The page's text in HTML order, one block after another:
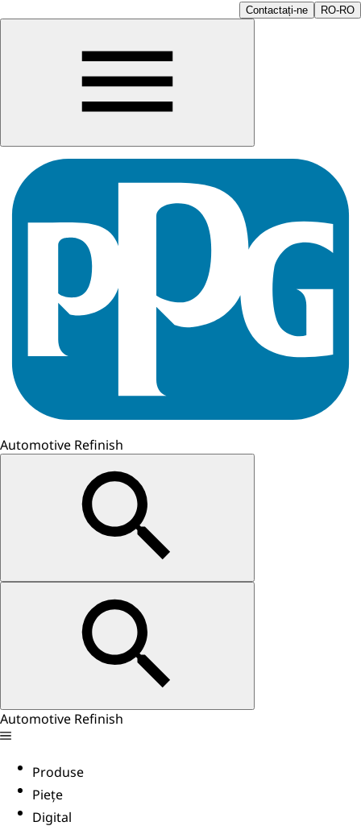
Contactați-ne RO-RO
Automotive Refinish
Automotive Refinish
Produse
Piețe
Digital